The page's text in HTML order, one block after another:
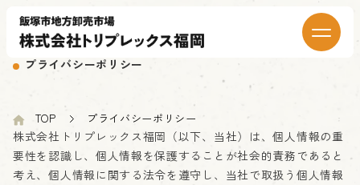
プライバシーポリシー
PRIVACY POLICY
TOP プライバシーポリシー
株式会社トリプレックス福岡（以下、当社）は、個人情報の重
要性を認識し、個人情報を保護することが社会的責務であると
考え、個人情報に関する法令を遵守し、当社で取扱う個人情報